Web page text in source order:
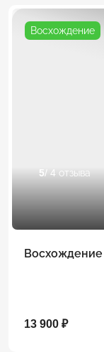
Восхождение
5/ 4 отзыва
13 900 ₽